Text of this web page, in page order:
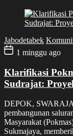
Jabodetabek
1 minggu ago
Klarifikasi
Sudrajat:
DEPOK,
pembangunan
Masyarakat
Sukmajaya,